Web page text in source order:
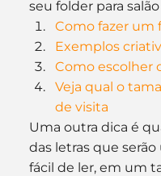
seu folder para
Como fazer um
Exemplos
Como escolher
Veja qual o
de visita
Uma outra dica é
das letras que
fácil de ler, em um